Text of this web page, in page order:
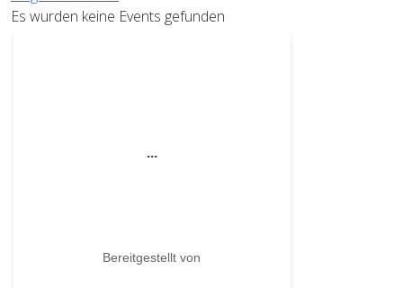
Es wurden keine Events gefunden